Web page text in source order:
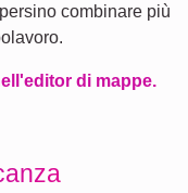
combinare più
di mappe.